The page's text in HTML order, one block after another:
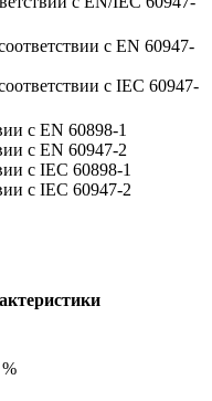
с EN 60947-
с IEC 60947-
с EN 60898-1
с EN 60947-2
с IEC 60898-1
с IEC 60947-2